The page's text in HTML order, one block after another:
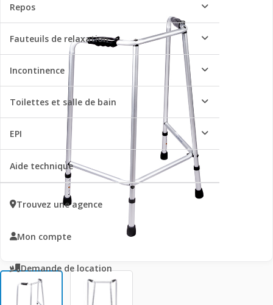
Repos
Fauteuils de relaxation
Incontinence
Toilettes et salle de bain
EPI
Aide technique
Trouvez une agence
Mon compte
Demande de location